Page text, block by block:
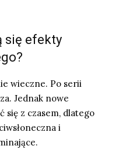
się efekty
wieczne. Po serii
Jednak nowe
się z czasem, dlatego
i